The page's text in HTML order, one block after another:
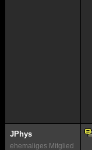
JPhys
ehemaliges Mitglied